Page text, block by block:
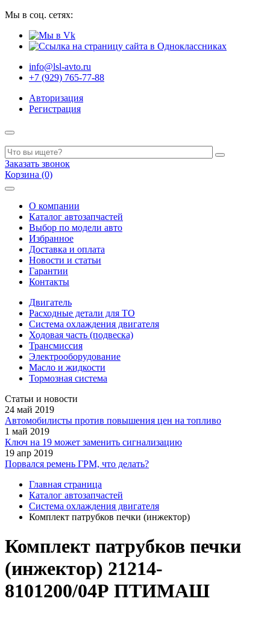
Мы в соц. сетях:
info@lsl-avto.ru
+7 (929) 765-77-88
Авторизация
Регистрация
Заказать звонок
Корзина (0)
О компании
Каталог автозапчастей
Выбор по модели авто
Избранное
Доставка и оплата
Новости и статьи
Гарантии
Контакты
Двигатель
Расходные детали для ТО
Система охлаждения двигателя
Ходовая часть (подвеска)
Трансмиссия
Электрооборудование
Масло и жидкости
Тормозная система
Статьи и новости
24 май 2019
Автомобилисты против повышения цен на топливо
1 май 2019
Ключ на 19 может заменить сигнализацию
19 апр 2019
Порвался ремень ГРМ, что делать?
Главная страница
Каталог автозапчастей
Система охлаждения двигателя
Комплект патрубков печки (инжектор)
Комплект патрубков печки
(инжектор) 21214-
8101200/04Р ПТИМАШ